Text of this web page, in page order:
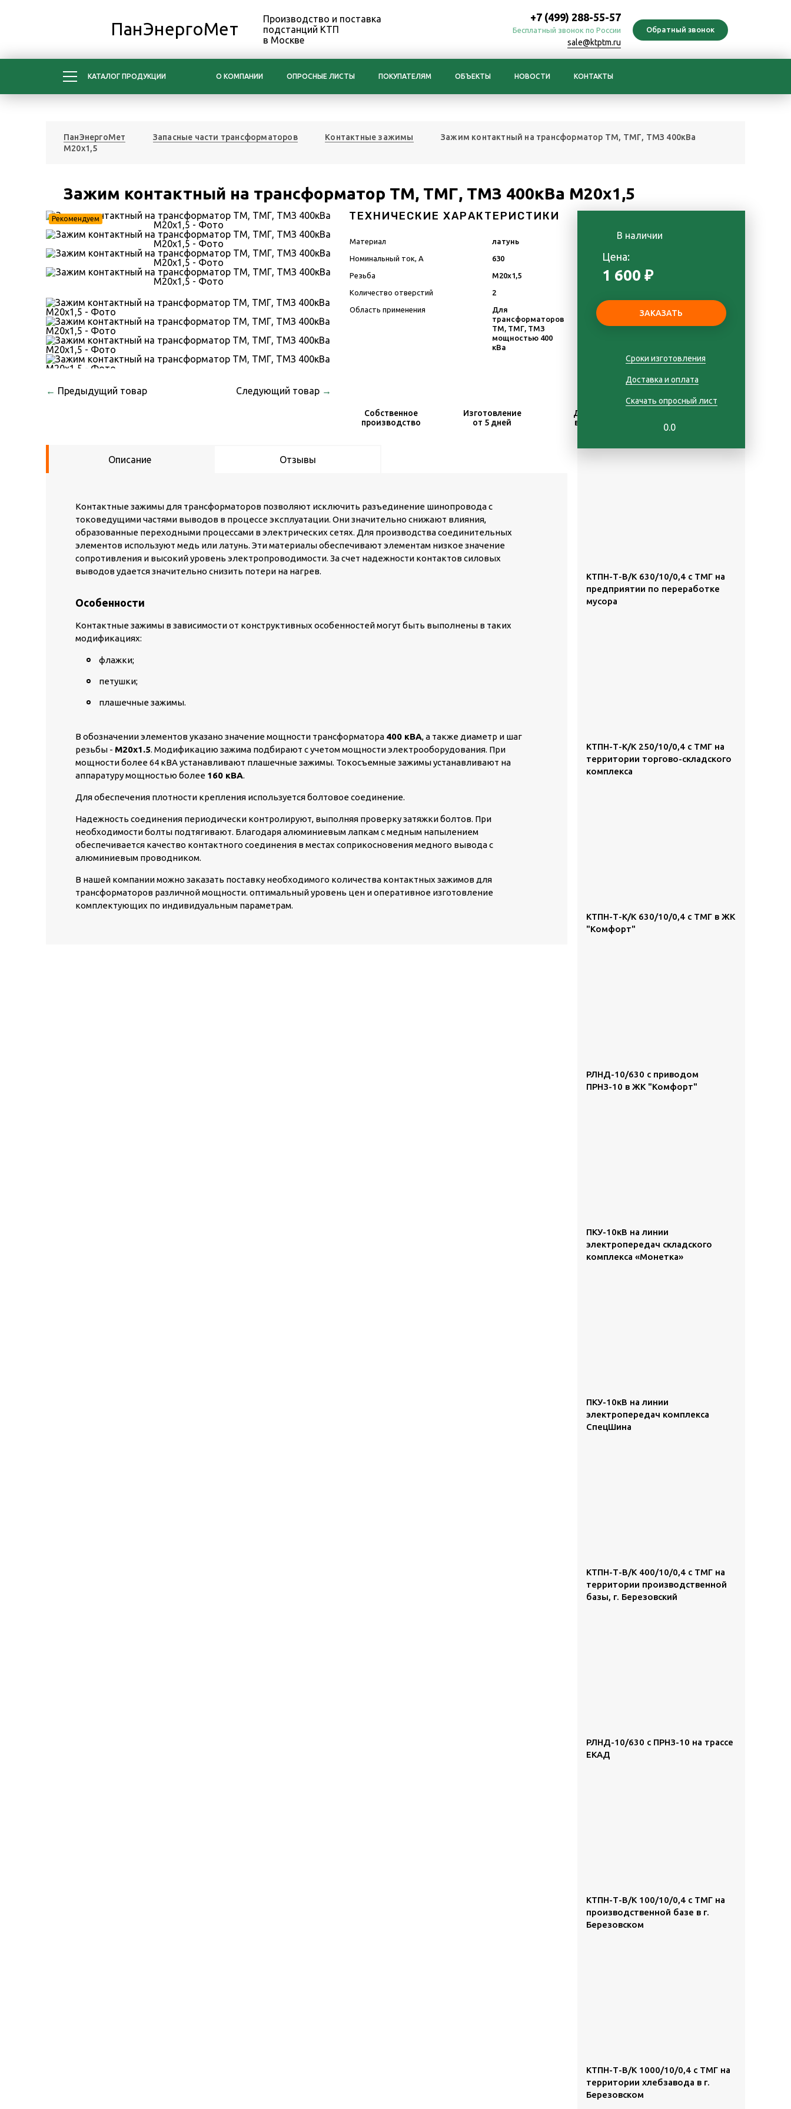
ПанЭнергоМет
Производство и поставка
подстанций КТП
в Москве
+7 (499) 288-55-57
Бесплатный звонок по России
sale@ktptm.ru
КАТАЛОГ ПРОДУКЦИИ О КОМПАНИИ ОПРОСНЫЕ ЛИСТЫ ПОКУПАТЕЛЯМ ОБЪЕКТЫ НОВОСТИ КОНТАКТЫ
ПанЭнергоМет Запасные части трансформаторов Контактные зажимы
Зажим контактный на трансформатор ТМ, ТМГ, ТМЗ 400кВа
М20х1,5
Зажим контактный на трансформатор ТМ, ТМГ, ТМЗ 400кВа М20х1,5
Рекомендуем
← Предыдущий товар Следующий товар →
ТЕХНИЧЕСКИЕ ХАРАКТЕРИСТИКИ
Материал латунь
Номинальный ток, А 630
Резьба М20х1,5
Количество отверстий 2
Область применения
Для
трансформаторов
ТМ, ТМГ, ТМЗ
мощностью 400
кВа
В наличии
Цена:
1 600 ₽
Сроки изготовления
Доставка и оплата
Скачать опросный лист
0.0
Собственное
производство
Изготовление
от 5 дней
Доставка
в Москве
Описание Отзывы
Контактные зажимы для трансформаторов позволяют исключить разъединение шинопровода с
токоведущими частями выводов в процессе эксплуатации. Они значительно снижают влияния,
образованные переходными процессами в электрических сетях. Для производства соединительных
элементов используют медь или латунь. Эти материалы обеспечивают элементам низкое значение
сопротивления и высокий уровень электропроводимости. За счет надежности контактов силовых
выводов удается значительно снизить потери на нагрев.
Особенности
Контактные зажимы в зависимости от конструктивных особенностей могут быть выполнены в таких
модификациях:
флажки;
петушки;
плашечные зажимы.
В обозначении элементов указано значение мощности трансформатора 400 кВА, а также диаметр и шаг
резьбы - М20х1.5. Модификацию зажима подбирают с учетом мощности электрооборудования. При
мощности более 64 кВА устанавливают плашечные зажимы. Токосъемные зажимы устанавливают на
аппаратуру мощностью более 160 кВА.
Для обеспечения плотности крепления используется болтовое соединение.
Надежность соединения периодически контролируют, выполняя проверку затяжки болтов. При
необходимости болты подтягивают. Благодаря алюминиевым лапкам с медным напылением
обеспечивается качество контактного соединения в местах соприкосновения медного вывода с
алюминиевым проводником.
В нашей компании можно заказать поставку необходимого количества контактных зажимов для
трансформаторов различной мощности. оптимальный уровень цен и оперативное изготовление
комплектующих по индивидуальным параметрам.
КТПН-Т-В/К 630/10/0,4 с ТМГ на
предприятии по переработке
мусора
КТПН-Т-К/К 250/10/0,4 с ТМГ на
территории торгово-складского
комплекса
КТПН-Т-К/К 630/10/0,4 с ТМГ в ЖК
"Комфорт"
РЛНД-10/630 с приводом
ПРНЗ-10 в ЖК "Комфорт"
ПКУ-10кВ на линии
электропередач складского
комплекса «Монетка»
ПКУ-10кВ на линии
электропередач комплекса
СпецШина
КТПН-Т-В/К 400/10/0,4 с ТМГ на
территории производственной
базы, г. Березовский
РЛНД-10/630 с ПРНЗ-10 на трассе
ЕКАД
КТПН-Т-В/К 100/10/0,4 с ТМГ на
производственной базе в г.
Березовском
КТПН-Т-В/К 1000/10/0,4 с ТМГ на
территории хлебзавода в г.
Березовском